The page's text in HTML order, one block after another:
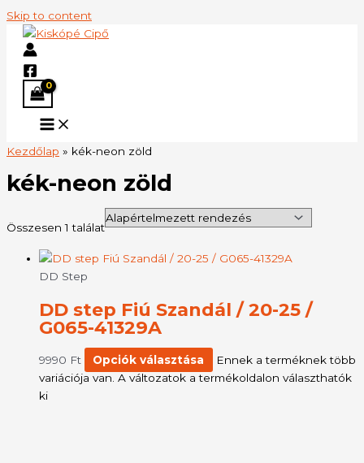
Skip to content
Kezdőlap » kék-neon zöld
kék-neon zöld
Összesen 1 találat
DD Step
DD step Fiú Szandál / 20-25 /
G065-41329A
9990 Ft Opciók választása
Ennek a terméknek több
variációja van. A változatok a termékoldalon választhatók
ki